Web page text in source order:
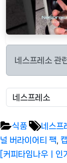
네스프레소 관
식품 Tags:
네스프
널 버라이어티 팩
글
Previous
[커피타임나우ㅣ인